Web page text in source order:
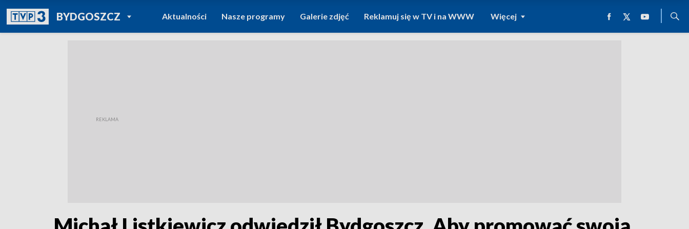
BYDGOSZCZPOWRÓT DO
TVP REGIONY
Aktualności Nasze programy Galerie zdjęć Reklamuj się w TV i na WWW Więcej